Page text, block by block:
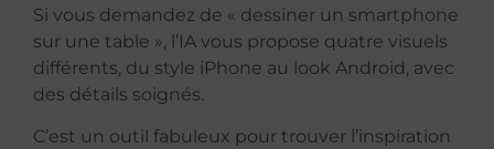
Si vous demandez de « dessiner un smartphone
sur une table », l’IA vous propose quatre visuels
différents, du style iPhone au look Android, avec
des détails soignés.
C’est un outil fabuleux pour trouver l’inspiration